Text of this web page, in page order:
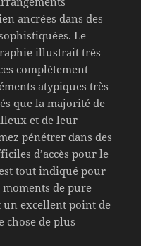
ancrées dans des
Le
illustrait très
complétement
atypiques très
que la majorité de
et de leur
pénétrer dans des
d’accès pour le
tout indiqué pour
de pure
un excellent point de
chose de plus